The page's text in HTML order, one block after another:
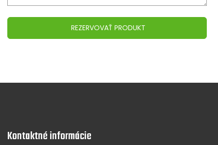
Kontaktné informácie